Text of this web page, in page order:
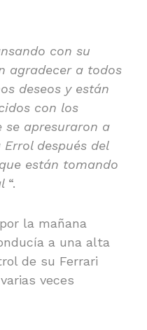
con su
agradecer a todos
deseos y están
con los
se apresuraron a
después del
están tomando
“.
la mañana
a una alta
de su Ferrari
veces